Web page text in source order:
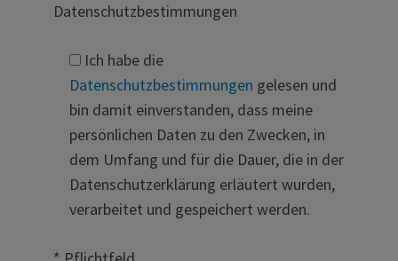
Datenschutzbestimmungen
Ich habe die
Datenschutzbestimmungen gelesen und
bin damit einverstanden, dass meine
persönlichen Daten zu den Zwecken, in
dem Umfang und für die Dauer, die in der
Datenschutzerklärung erläutert wurden,
verarbeitet und gespeichert werden.